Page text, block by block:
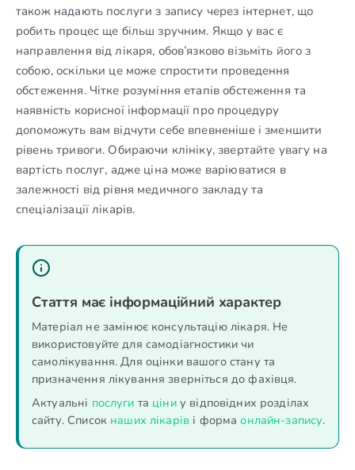
також надають послуги з запису через інтернет, що
робить процес ще більш зручним. Якщо у вас є
направлення від лікаря, обов’язково візьміть його з
собою, оскільки це може спростити проведення
обстеження. Чітке розуміння етапів обстеження та
наявність корисної інформації про процедуру
допоможуть вам відчути себе впевненіше і зменшити
рівень тривоги. Обираючи клініку, звертайте увагу на
вартість послуг, адже ціна може варіюватися в
залежності від рівня медичного закладу та
спеціалізації лікарів.
Стаття має інформаційний характер
Матеріал не замінює консультацію лікаря. Не
використовуйте для самодіагностики чи
самолікування. Для оцінки вашого стану та
призначення лікування зверніться до фахівця.
Актуальні послуги та ціниу відповідних розділах
сайту. Список наших лікарів і формаонлайн-запису.